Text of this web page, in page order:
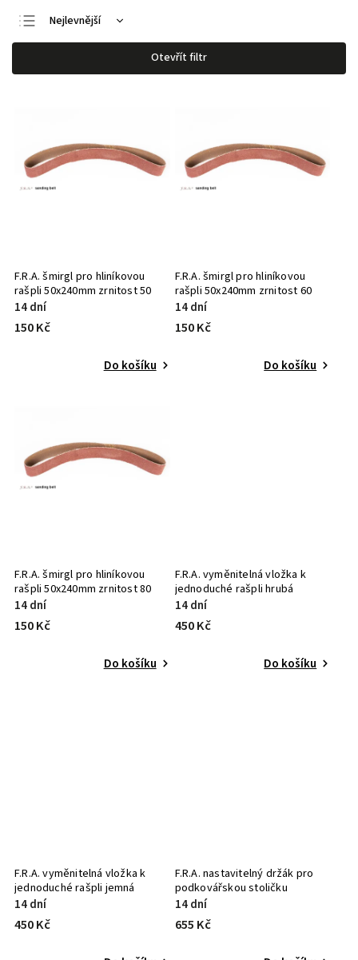
Nejlevnější
Nejdražší
Nejprodávanější
Otevřít filtr
F.R.A. šmirgl pro hliníkovou
rašpli 50x240mm zrnitost 50
14 dní
150 Kč
Do košíku
F.R.A. šmirgl pro hliníkovou
rašpli 50x240mm zrnitost 60
14 dní
150 Kč
Do košíku
F.R.A. šmirgl pro hliníkovou
rašpli 50x240mm zrnitost 80
14 dní
150 Kč
Do košíku
F.R.A. vyměnitelná vložka k
jednoduché rašpli hrubá
14 dní
450 Kč
Do košíku
F.R.A. vyměnitelná vložka k
jednoduché rašpli jemná
14 dní
450 Kč
F.R.A. nastavitelný držák pro
podkovářskou stoličku
14 dní
655 Kč